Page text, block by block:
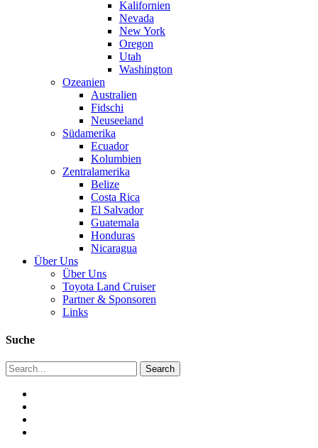
Kalifornien
Nevada
New York
Oregon
Utah
Washington
Ozeanien
Australien
Fidschi
Neuseeland
Südamerika
Ecuador
Kolumbien
Zentralamerika
Belize
Costa Rica
El Salvador
Guatemala
Honduras
Nicaragua
Über Uns
Über Uns
Toyota Land Cruiser
Partner & Sponsoren
Links
Suche